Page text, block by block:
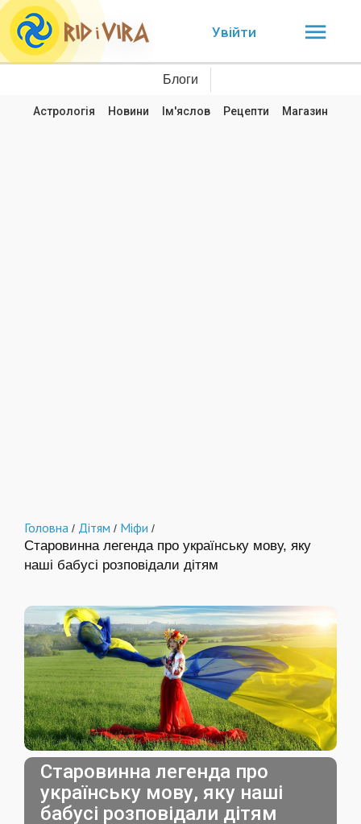
Увійти
Блоги
Астрологія Новини Ім'яслов Рецепти Магазин
Головна / Дітям / Міфи /
Старовинна легенда про українську мову, яку
наші бабусі розповідали дітям
Старовинна легенда про
українську мову, яку наші
бабусі розповідали дітям